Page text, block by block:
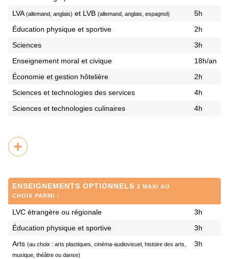
LVA(allemand, anglais) et LVB (allemand, anglais, espagnol)
5h
Éducation physique et sportive
2h
Sciences
3h
Enseignement moral et civique
18h/an
Économie et gestion hôtelière
2h
Sciences et technologies des services
4h
Sciences et technologies culinaires
4h
ENSEIGNEMENTS OPTIONNELS 2 MAXI AU
CHOIX PARMI :
LVC étrangère ou régionale
3h
Éducation physique et sportive
3h
Arts (au choix : arts plastiques, cinéma-audiovisuel, histoire des arts,
musique, théâtre ou danse)
3h